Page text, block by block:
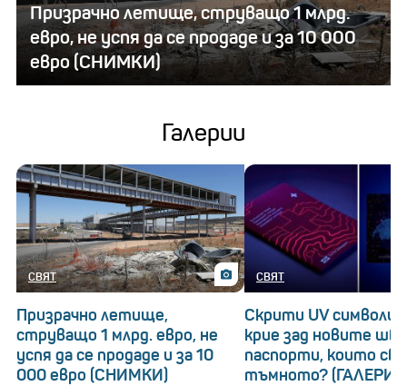
Призрачно летище, струващо 1 млрд.
евро, не успя да се продаде и за 10 000
евро (СНИМКИ)
Галерии
СВЯТ
Призрачно летище,
струващо 1 млрд. евро, не
успя да се продаде и за 10
000 евро (СНИМКИ)
СВЯТ
Скрити UV символи:
крие зад новите
паспорти, които
тъмното?